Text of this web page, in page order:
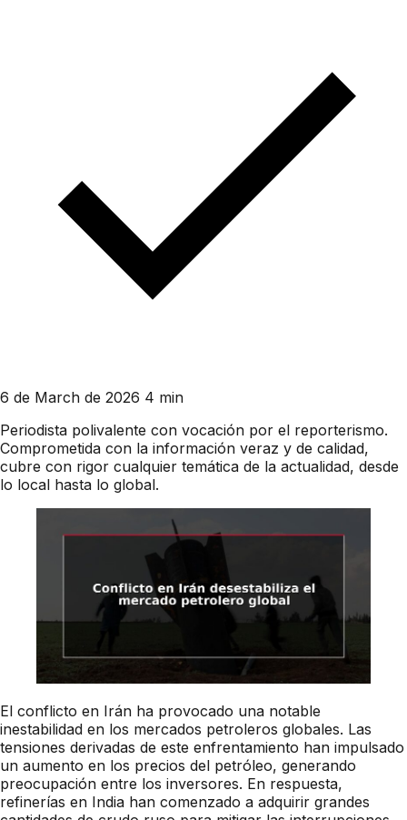
6 de March de 2026 4 min
Periodista polivalente con vocación por el reporterismo.
Comprometida con la información veraz y de calidad,
cubre con rigor cualquier temática de la actualidad, desde
lo local hasta lo global.
El conflicto en Irán ha provocado una notable
inestabilidad en los mercados petroleros globales. Las
tensiones derivadas de este enfrentamiento han impulsado
un aumento en los precios del petróleo, generando
preocupación entre los inversores. En respuesta,
refinerías en India han comenzado a adquirir grandes